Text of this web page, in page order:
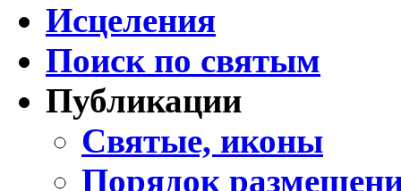
Исцеления
Поиск по святым
Публикации
Святые, иконы
Порядок